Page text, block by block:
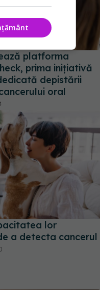
platforma
prima inițiativă
depistării
oral
lor
a detecta cancerul